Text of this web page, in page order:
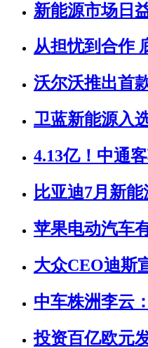
新能源市场日
从担忧到合作
沃尔沃推出首
卫蓝新能源入
4.13亿！中通
比亚迪7月新
苹果电动汽车
大众CEO迪斯
中车株洲李云
投资百亿欧元